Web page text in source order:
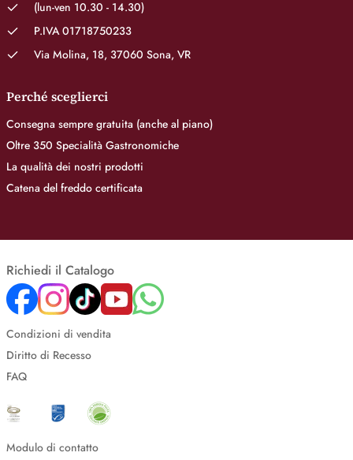
(lun-ven 10.30 - 14.30)
P.IVA 01718750233
Via Molina, 18, 37060 Sona, VR
Perché sceglierci
Consegna sempre gratuita (anche al piano)
Oltre 350 Specialità Gastronomiche
La qualità dei nostri prodotti
Catena del freddo certificata
Richiedi il Catalogo
Condizioni di vendita
Diritto di Recesso
FAQ
Modulo di contatto